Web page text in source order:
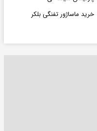
خرید ماساژور تفنگی بلکر